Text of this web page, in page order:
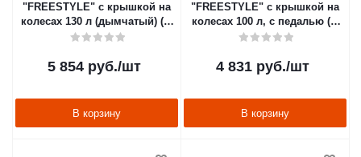
"FREESTYLE" с крышкой на
колесах 130 л (дымчатый) (1)
"SPIN&CLEAN" SC700321026
5 854руб./шт
В корзину
"FREESTYLE" с крышкой на
колесах 100 л, с педалью (1)
"SPIN&CLEAN" SC700221026
4 831руб./шт
В корзину